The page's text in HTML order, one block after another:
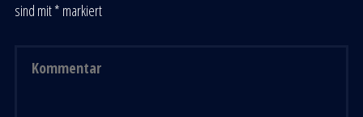
sind mit* markiert